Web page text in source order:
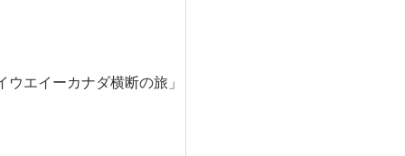
エイーカナダ横断の旅」